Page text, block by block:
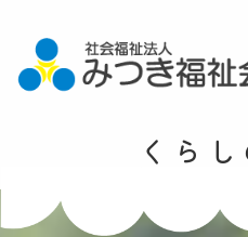
くら